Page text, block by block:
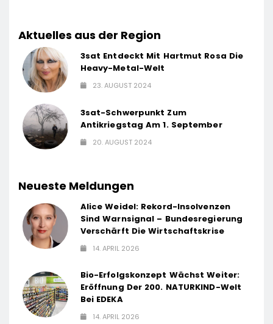
Aktuelles aus der Region
3sat Entdeckt Mit Hartmut Rosa Die
Heavy-Metal-Welt
23. AUGUST 2024
3sat-Schwerpunkt Zum
Antikriegstag Am 1. September
20. AUGUST 2024
Neueste Meldungen
Alice Weidel: Rekord-Insolvenzen
Sind Warnsignal – Bundesregierung
Verschärft Die Wirtschaftskrise
14. APRIL 2026
Bio-Erfolgskonzept Wächst Weiter:
Eröffnung Der 200. NATURKIND-Welt
Bei EDEKA
14. APRIL 2026